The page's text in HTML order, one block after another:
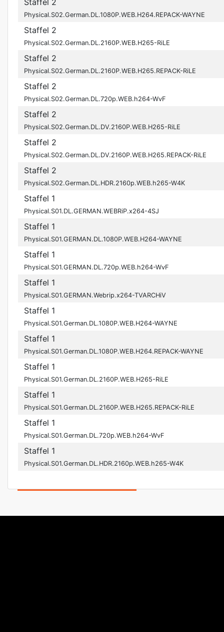
Staffel 2
Physical.S02.German.DL.1080P.WEB.H264.REPACK-WAYNE
Staffel 2
Physical.S02.German.DL.2160P.WEB.H265-RiLE
Staffel 2
Physical.S02.German.DL.2160P.WEB.H265.REPACK-RiLE
Staffel 2
Physical.S02.German.DL.720p.WEB.h264-WvF
Staffel 2
Physical.S02.German.DL.DV.2160P.WEB.H265-RiLE
Staffel 2
Physical.S02.German.DL.DV.2160P.WEB.H265.REPACK-RiLE
Staffel 2
Physical.S02.German.DL.HDR.2160p.WEB.h265-W4K
Staffel 1
Physical.S01.DL.GERMAN.WEBRiP.x264-4SJ
Staffel 1
Physical.S01.GERMAN.DL.1080P.WEB.H264-WAYNE
Staffel 1
Physical.S01.GERMAN.DL.720p.WEB.h264-WvF
Staffel 1
Physical.S01.GERMAN.Webrip.x264-TVARCHiV
Staffel 1
Physical.S01.German.DL.1080P.WEB.H264-WAYNE
Staffel 1
Physical.S01.German.DL.1080P.WEB.H264.REPACK-WAYNE
Staffel 1
Physical.S01.German.DL.2160P.WEB.H265-RiLE
Staffel 1
Physical.S01.German.DL.2160P.WEB.H265.REPACK-RiLE
Staffel 1
Physical.S01.German.DL.720p.WEB.h264-WvF
Staffel 1
Physical.S01.German.DL.HDR.2160p.WEB.h265-W4K